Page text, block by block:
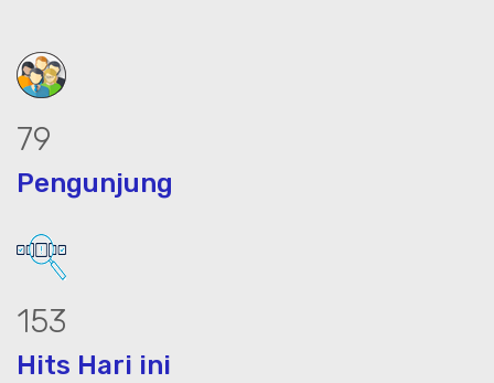
99
Pengunjung
193
Hits Hari ini